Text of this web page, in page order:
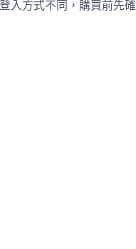
入方式不同，購買前先